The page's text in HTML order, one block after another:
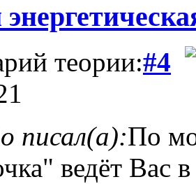
теории:#4
писал(а):По
ведёт